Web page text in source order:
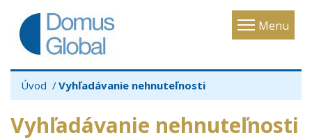
Menu
Toggle
Úvod Vyhľadávanie nehnuteľnosti
Vyhľadávanie nehnuteľnosti